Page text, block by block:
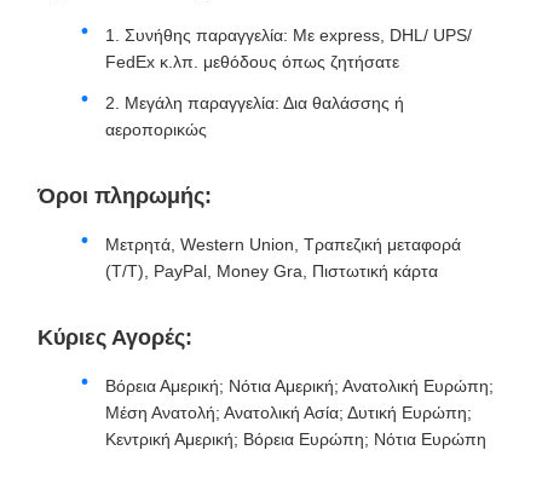
1. Συνήθης παραγγελία: Με express, DHL/ UPS/
FedEx κ.λπ. μεθόδους όπως ζητήσατε
2. Μεγάλη παραγγελία: Δια θαλάσσης ή
αεροπορικώς
Όροι πληρωμής:
Μετρητά, Western Union, Τραπεζική μεταφορά
(T/T), PayPal, Money Gra, Πιστωτική κάρτα
Κύριες Αγορές:
Βόρεια Αμερική; Νότια Αμερική; Ανατολική Ευρώπη;
Μέση Ανατολή; Ανατολική Ασία; Δυτική Ευρώπη;
Κεντρική Αμερική; Βόρεια Ευρώπη; Νότια Ευρώπη